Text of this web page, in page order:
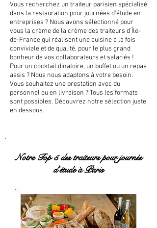
Vous recherchez un traiteur parisien spécialisé
dans la restauration pour journées d'étude en
entreprises ? Nous avons sélectionné pour
vous la crème de la crème des traiteurs d'Île-
de-France qui réalisent une cuisine à la fois
conviviale et de qualité, pour le plus grand
bonheur de vos collaborateurs et salariés !
Pour un cocktail dinatoire, un buffet ou un repas
assis ? Nous nous adaptons à votre besoin.
Vous souhaitez une prestation avec du
personnel ou en livraison ? Tous les formats
sont possibles. Découvrez notre sélection juste
en dessous.
Notre Top 5 des traiteurs pour journée
d'étude à Paris